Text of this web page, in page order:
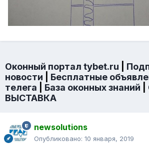
Оконный портал tybet.ru
новости
Бесплатные
телега
База оконных знаний
ВЫСТАВКА
newsolutions
Опубликовано: 10 января, 2019